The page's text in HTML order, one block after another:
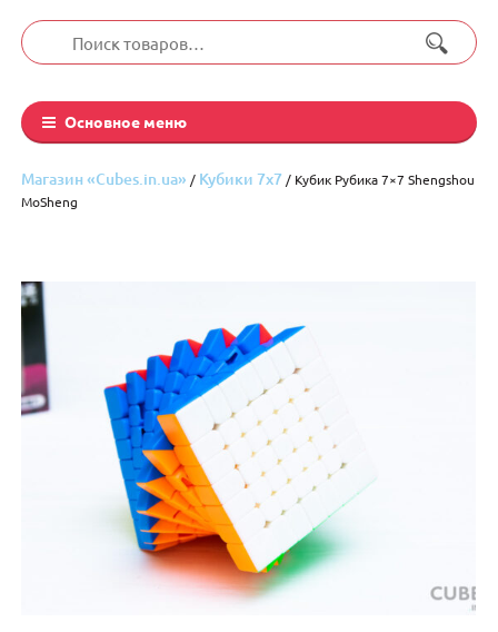
Искать:
Основное меню
Магазин «Cubes.in.ua» / Кубики 7х7 / Кубик Рубика 7×7 Shengshou
MoSheng